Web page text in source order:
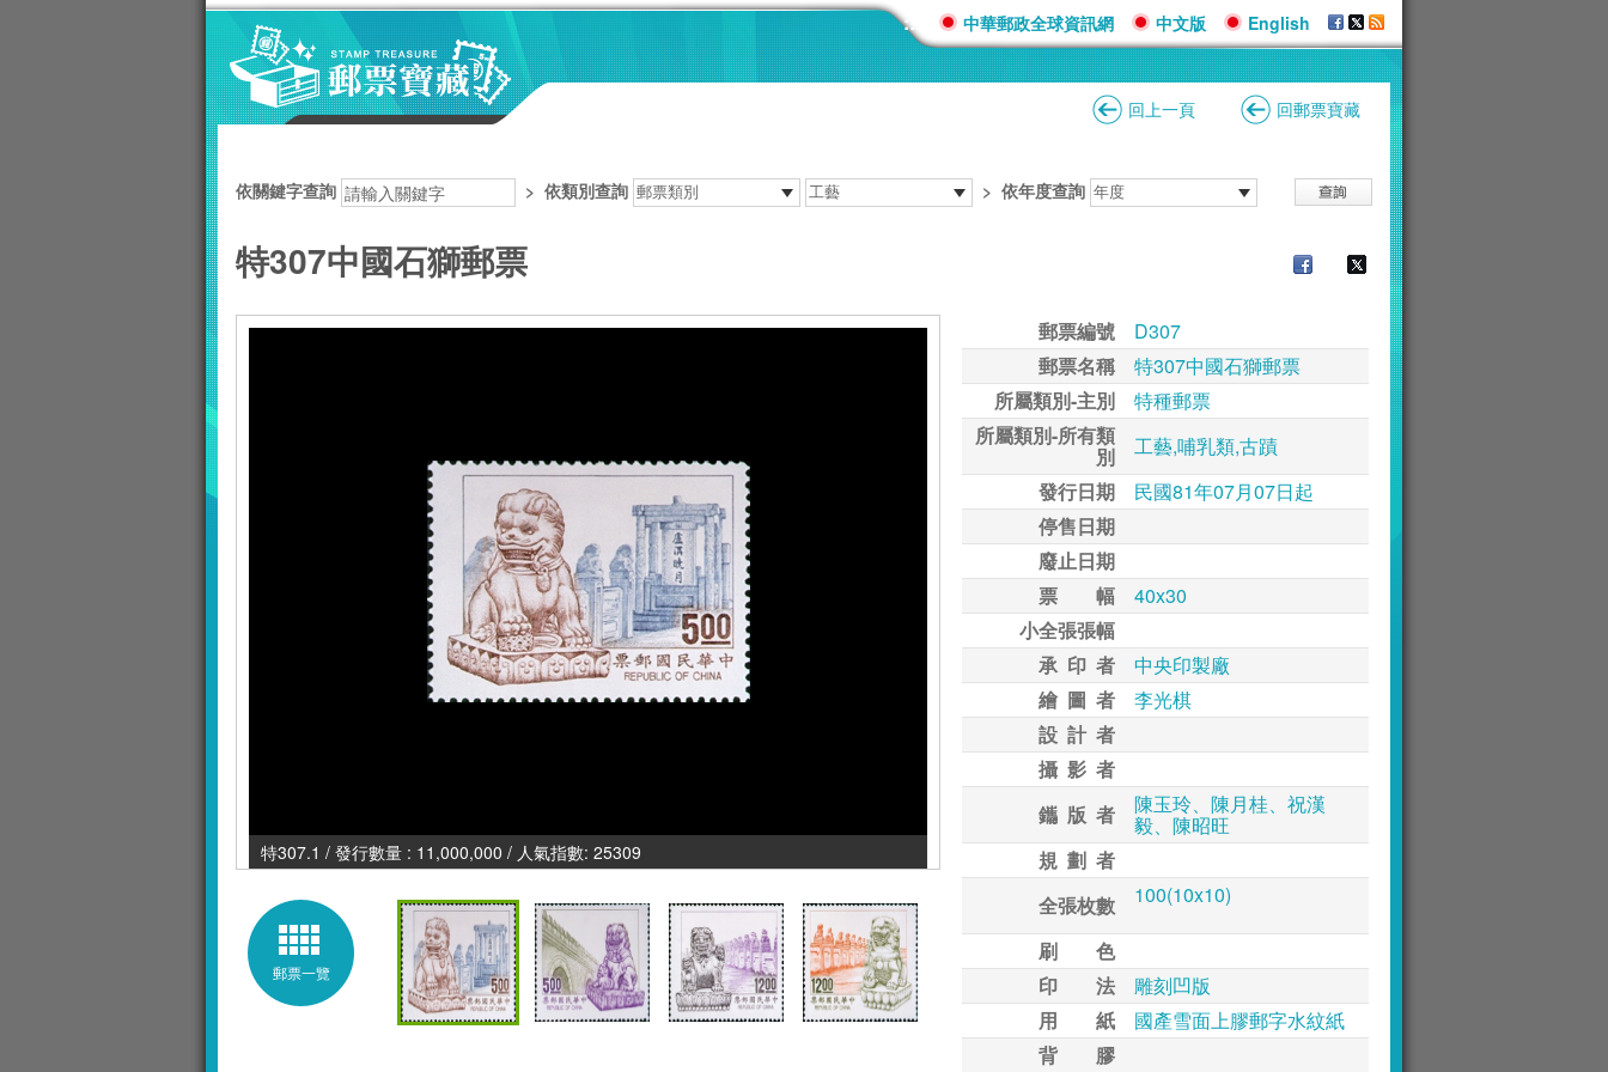
::: 中華郵政全球資訊網 中文版 English
回上一頁 回郵票寶藏
依關鍵字查詢 > 依類別查詢 > 依年度查詢
特307中國石獅郵票
特307.1 / 發行數量 : 11,000,000 / 人氣指數: 25309
郵票一覽
郵票編號
D307
郵票名稱
特307中國石獅郵票
所屬類別-主別
特種郵票
所屬類別-所有類
別
工藝,哺乳類,古蹟
發行日期
民國81年07月07日起
停售日期
廢止日期
票 幅
40x30
小全張張幅
承 印 者
中央印製廠
繪 圖 者
李光棋
設 計 者
攝 影 者
鑴 版 者
陳玉玲、陳月桂、祝漢
毅、陳昭旺
規 劃 者
全張枚數
100(10x10)
刷 色
印 法
雕刻凹版
用 紙
國產雪面上膠郵字水紋紙
背 膠